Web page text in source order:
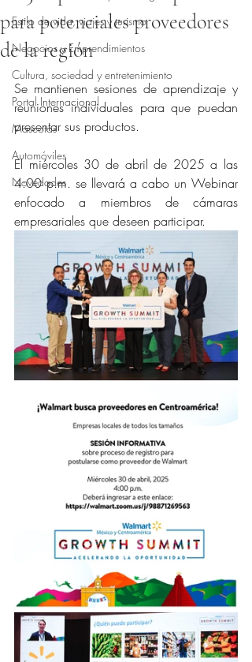
Estilo de vida, viajes y turismo
Negocios y Emprendimientos
Cultura, sociedad y entretenimiento
Portal Internacional
Mascotas
Automóviles
Novedades
para potenciales proveedores
de la región
Obtuvo NaN de 5 estrellas.
Se mantienen sesiones de aprendizaje y
reuniones individuales para que puedan
presentar sus productos.
El miércoles 30 de abril de 2025 a las
4:00 p.m. se llevará a cabo un Webinar
enfocado a miembros de cámaras
empresariales que deseen participar.